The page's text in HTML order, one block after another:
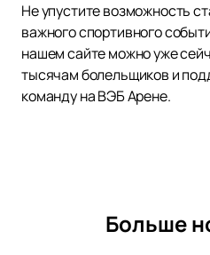
Не упустите возможность
важного спортивного
нашем сайте можно уже
тысячам болельщиков и
команду на ВЭБ Арене.
Больше